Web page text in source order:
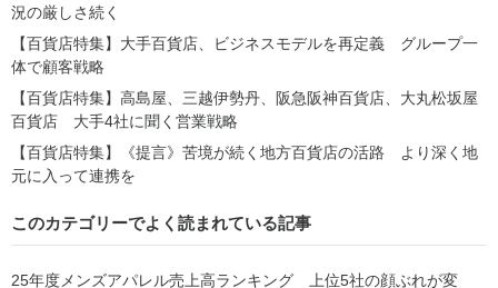
況の厳しさ続く
【百貨店特集】大手百貨店、ビジネスモデルを再定義 グループ一
体で顧客戦略
【百貨店特集】高島屋、三越伊勢丹、阪急阪神百貨店、大丸松坂屋
百貨店 大手4社に聞く営業戦略
【百貨店特集】《提言》苦境が続く地方百貨店の活路 より深く地
元に入って連携を
このカテゴリーでよく読まれている記事
25年度メンズアパレル売上高ランキング 上位5社の顔ぶれが変